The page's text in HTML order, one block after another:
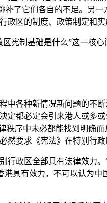
了它们各自的不足。另一
区的制度、政策制定和实
宪制基础是什么”这一核心
各种新情况新问题的不
定都必定会引来港人或多
秩序中未必都能找到明确
要求《宪法》在特别行政
政区全部具有法律效力。
具有效力，不可以认为